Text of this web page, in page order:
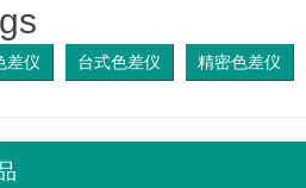
差仪 台式色差仪 精密色差仪